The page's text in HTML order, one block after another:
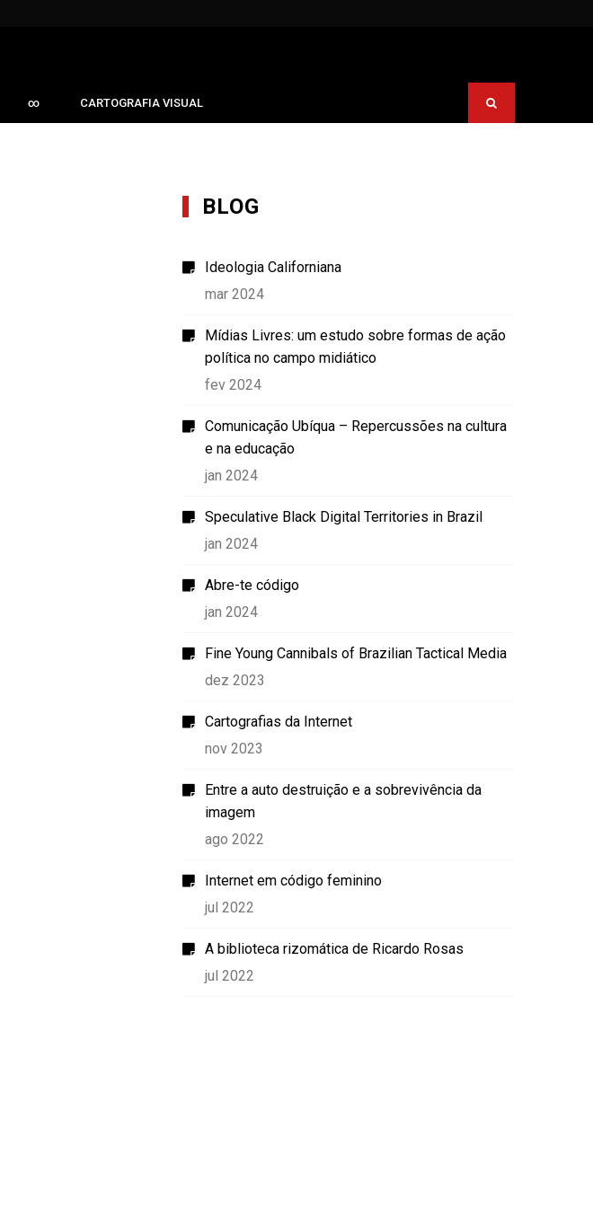
∞ CARTOGRAFIA VISUAL
BLOG
Ideologia Californiana
mar 2024
Mídias Livres: um estudo sobre formas de ação
política no campo midiático
fev 2024
Comunicação Ubíqua – Repercussões na cultura
e na educação
jan 2024
Speculative Black Digital Territories in Brazil
jan 2024
Abre-te código
jan 2024
Fine Young Cannibals of Brazilian Tactical Media
dez 2023
Cartografias da Internet
nov 2023
Entre a auto destruição e a sobrevivência da
imagem
ago 2022
Internet em código feminino
jul 2022
A biblioteca rizomática de Ricardo Rosas
jul 2022